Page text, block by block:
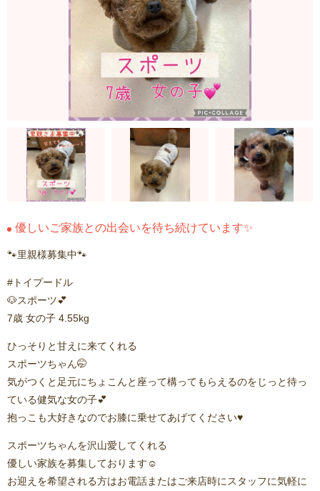
優しいご家族との出会いを待ち続けています✨
🐾里親様募集中🐾
#トイプードル
🐶スポーツ💕
7歳 女の子 4.55kg
ひっそりと甘えに来てくれる
スポーツちゃん🤭
気がつくと足元にちょこんと座って構ってもらえるのをじっと待っ
ている健気な女の子💕
抱っこも大好きなのでお膝に乗せてあげてください♥️⁡
スポーツちゃんを沢山愛してくれる
優しい家族を募集しております☺️
お迎えを希望される方はお電話またはご来店時にスタッフに気軽に